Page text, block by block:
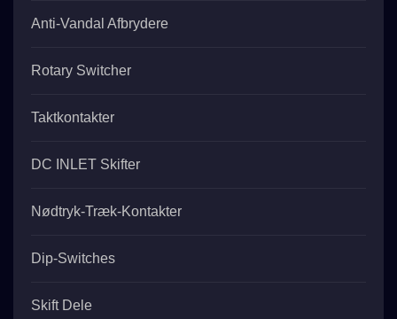
Anti-Vandal Afbrydere
Rotary Switcher
Taktkontakter
DC INLET Skifter
Nødtryk-Træk-Kontakter
Dip-Switches
Skift Dele